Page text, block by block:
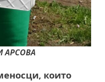
АРСОВА
които